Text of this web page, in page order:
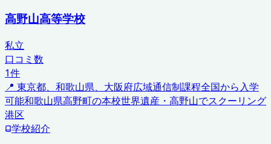
高野山高等学校
私立
口コミ数
1件
📍 東京都、和歌山県、大阪府広域通信制課程全国から入学
可能和歌山県高野町の本校世界遺産・高野山でスクーリング
港区
学校紹介